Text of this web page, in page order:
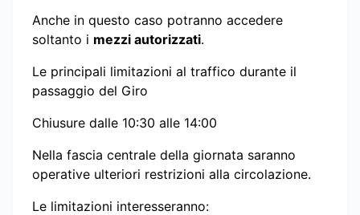
Anche in questo caso potranno accedere
soltanto i mezzi autorizzati.
Le principali limitazioni al traffico durante il
passaggio del Giro
Chiusure dalle 10:30 alle 14:00
Nella fascia centrale della giornata saranno
operative ulteriori restrizioni alla circolazione.
Le limitazioni interesseranno: